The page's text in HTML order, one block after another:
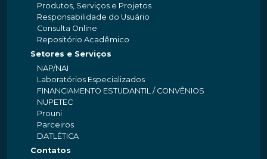
Produtos, Serviços e Projetos
Responsabilidade do Usuário
Consulta Online
Repositório Acadêmico
Setores e Serviços
NAP/NAI
Laboratórios Especializados
FINANCIAMENTO ESTUDANTIL / CONVÊNIOS
NUPETEC
Prouni
Parceiros
DATLÉTICA
Contatos